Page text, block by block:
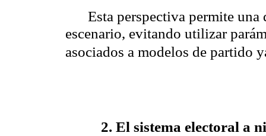
Esta perspectiva permite
escenario, evitando utilizar
asociados a modelos de partido
2. El sistema electoral a